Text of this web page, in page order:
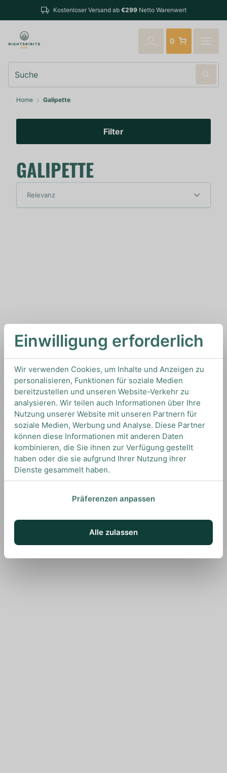
Kostenloser Versand ab €299 Netto Warenwert
0
Home Galipette
Filter
GALIPETTE
Einwilligung erforderlich
Wir verwenden Cookies, um Inhalte und Anzeigen zu
personalisieren, Funktionen für soziale Medien
bereitzustellen und unseren Website-Verkehr zu
analysieren. Wir teilen auch Informationen über Ihre
Nutzung unserer Website mit unseren Partnern für
soziale Medien, Werbung und Analyse. Diese Partner
können diese Informationen mit anderen Daten
kombinieren, die Sie ihnen zur Verfügung gestellt
haben oder die sie aufgrund Ihrer Nutzung ihrer
Dienste gesammelt haben.
Präferenzen anpassen
Alle zulassen